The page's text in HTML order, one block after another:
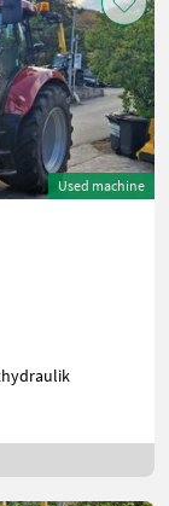
Used machine